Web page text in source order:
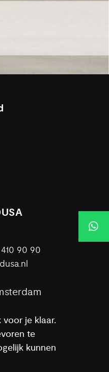
90 90
voor je klaar.
te
kunnen